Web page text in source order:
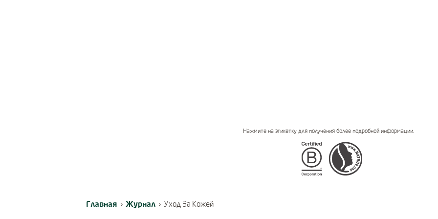
Certifications
Нажмите на этикетку для получения более подробной информации.
Главная › Журнал › Уход За Кожей